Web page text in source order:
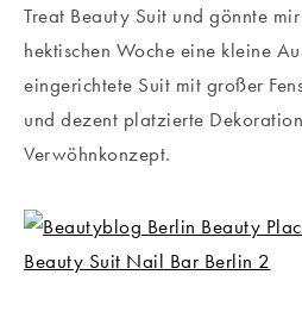
Treat Beauty Suit und gönnte
hektischen Woche eine kleine
eingerichtete Suit mit großer
und dezent platzierte
Verwöhnkonzept.